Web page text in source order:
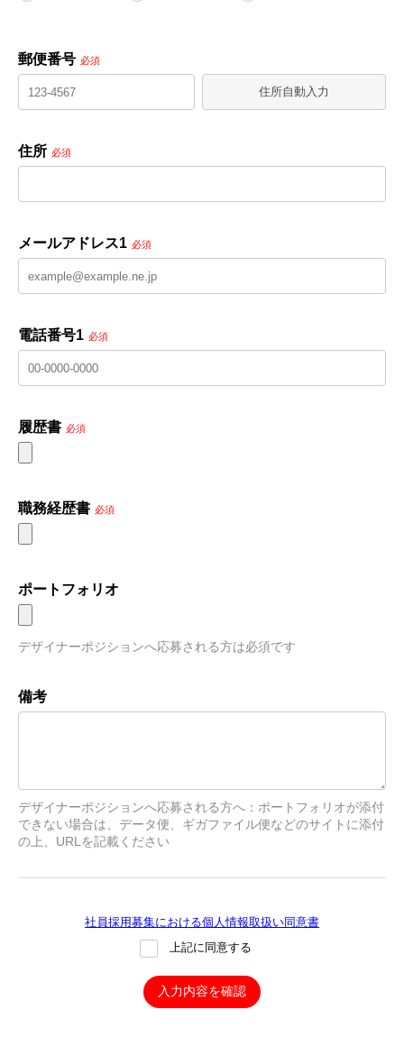
郵便番号 必須
住所自動入力
住所 必須
メールアドレス1 必須
電話番号1 必須
履歴書 必須
職務経歴書 必須
ポートフォリオ
デザイナーポジションへ応募される方は必須です
備考
デザイナーポジションへ応募される方へ：ポートフォリオが添付
できない場合は、データ便、ギガファイル便などのサイトに添付
の上、URLを記載ください
社員採用募集における個人情報取扱い同意書
上記に同意する
入力内容を確認